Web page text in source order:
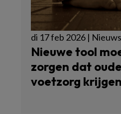
di 17 feb 2026 | Nieuws
Nieuwe tool
zorgen dat
voetzorg krijgen